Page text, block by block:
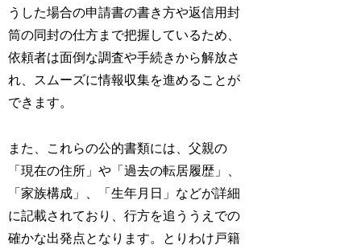
うした場合の申請書の書き方や返信用封
筒の同封の仕方まで把握しているため、
依頼者は面倒な調査や手続きから解放さ
れ、スムーズに情報収集を進めることが
できます。
また、これらの公的書類には、父親の
「現在の住所」や「過去の転居履歴」、
「家族構成」、「生年月日」などが詳細
に記載されており、行方を追ううえでの
確かな出発点となります。とりわけ戸籍